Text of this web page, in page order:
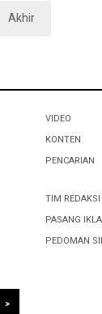
Akhir
VIDEO
KONTEN
PENCARIAN
TIM REDAKSI
PASANG
PEDOMAN